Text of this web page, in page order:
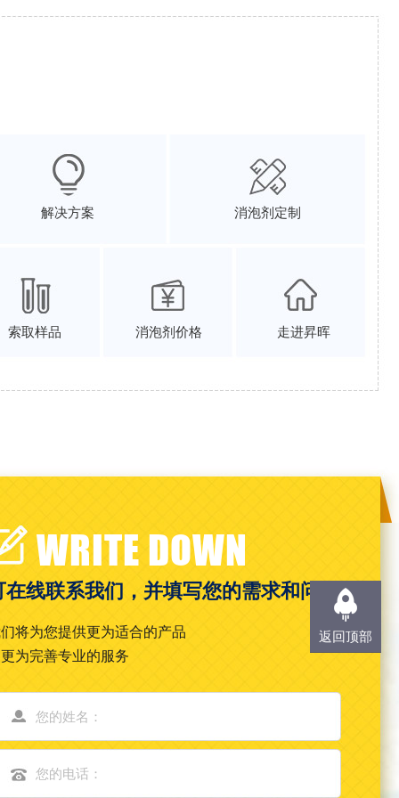
解决方案 消泡剂定制
索取样品 消泡剂价格 走进昇晖
WRITE DOWN
在线联系我们，并填写您的需求和问题
将为您提供更为适合的产品
为完善专业的服务
返回顶部